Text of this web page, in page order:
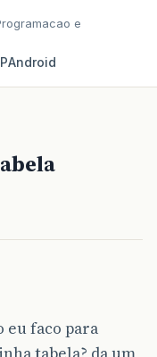
e
Android
eu faco para